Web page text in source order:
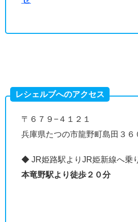
レシェルブへのアクセス
〒６７９−４１２１
兵庫県たつの市龍野町島田３６
◆ JR姫路駅よりJR姫新線へ乗
本竜野駅より徒歩２０分